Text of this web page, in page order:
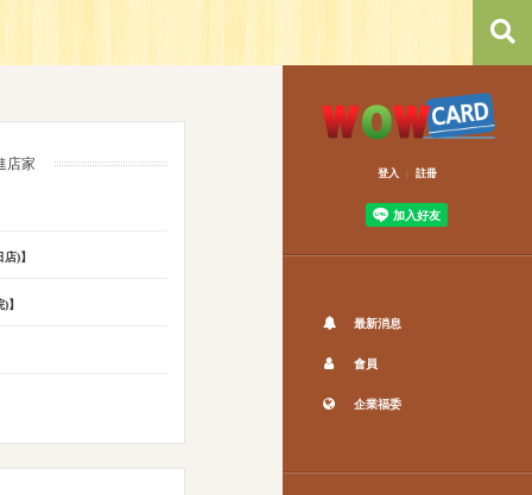
搜尋
店家
)】
】
登入 註冊
最新消息
會員
企業福委